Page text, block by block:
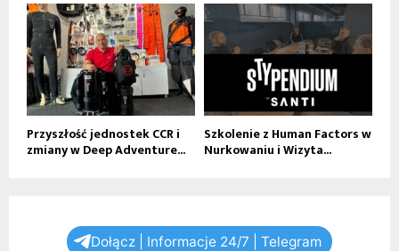
Przyszłość jednostek CCR i
zmiany w Deep Adventure...
Szkolenie z Human Factors w
Nurkowaniu i Wizyta...
Dołącz | Informacje 24/7 | Telegram